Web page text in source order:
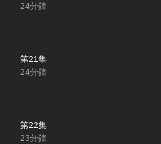
24分鐘
第21集
24分鐘
第22集
23分鐘